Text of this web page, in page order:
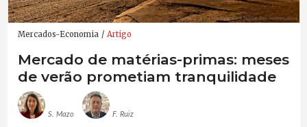
Mercados-Economia Artigo
Mercado de matérias-primas: meses
de verão prometiam tranquilidade
S. Mazo F. Ruiz